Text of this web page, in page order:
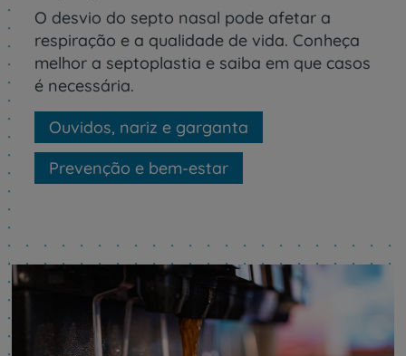
O desvio do septo nasal pode afetar a
respiração e a qualidade de vida. Conheça
melhor a septoplastia e saiba em que casos
é necessária.
Ouvidos, nariz e garganta
Prevenção e bem-estar